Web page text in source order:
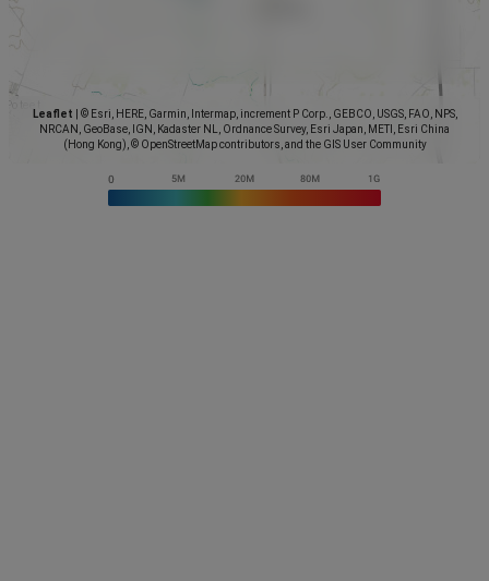
Leaflet
© Esri, HERE, Garmin, Intermap, increment P Corp., GEBCO, USGS, FAO, NPS,
NRCAN, GeoBase, IGN, Kadaster NL, Ordnance Survey, Esri Japan, METI, Esri China
(Hong Kong), © OpenStreetMap contributors, and the GIS User Community